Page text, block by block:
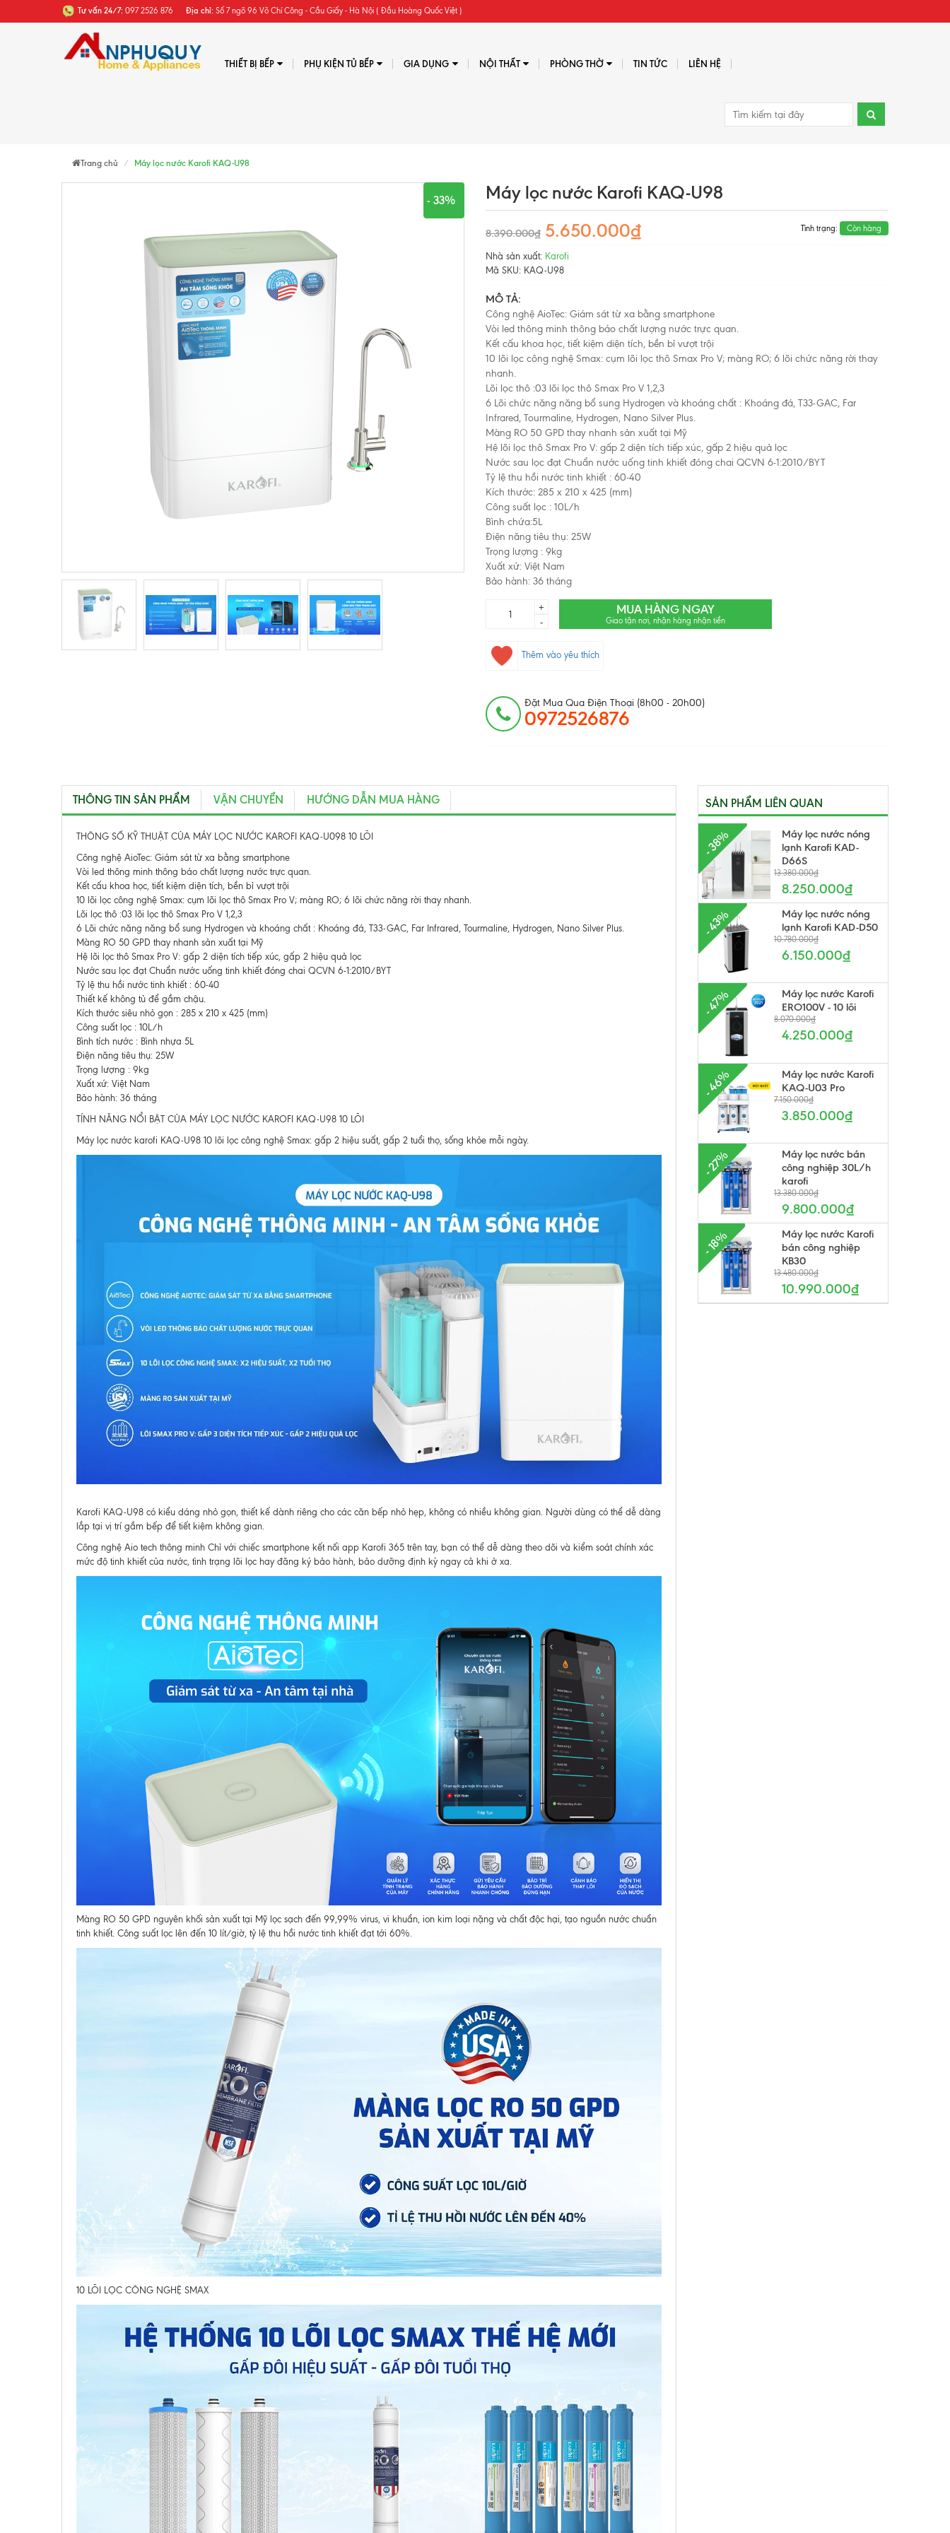
Tư vấn 24/7: 097 2526 876 Địa chỉ: Số 7 ngõ 96 Võ Chí Công - Cầu Giấy - Hà Nội ( Đầu Hoàng Quốc Việt )
THIẾT BỊ BẾP PHỤ KIỆN TỦ BẾP GIA DỤNG NỘI THẤT PHÒNG THỜ TIN TỨC LIÊN HỆ
Trang chủ Máy lọc nước Karofi KAQ-U98
- 33% Máy lọc nước Karofi KAQ-U98
8.390.000₫ 5.650.000₫ Tình trạng: Còn hàng
Nhà sản xuất: Karofi
Mã SKU: KAQ-U98
MÔ TẢ:
Công nghệ AioTec: Giám sát từ xa bằng smartphone
Vòi led thông minh thông báo chất lượng nước trực quan.
Kết cấu khoa học, tiết kiệm diện tích, bền bỉ vượt trội
10 lõi lọc công nghệ Smax: cụm lõi lọc thô Smax Pro V; màng RO; 6 lõi chức năng rời thay
nhanh.
Lõi lọc thô :03 lõi lọc thô Smax Pro V 1,2,3
6 Lõi chức năng năng bổ sung Hydrogen và khoáng chất : Khoáng đá, T33-GAC, Far
Infrared, Tourmaline, Hydrogen, Nano Silver Plus.
Màng RO 50 GPD thay nhanh sản xuất tại Mỹ
Hệ lõi lọc thô Smax Pro V: gấp 2 diện tích tiếp xúc, gấp 2 hiệu quả lọc
Nước sau lọc đạt Chuẩn nước uống tinh khiết đóng chai QCVN 6-1:2010/BYT
Tỷ lệ thu hồi nước tinh khiết : 60-40
Kích thước: 285 x 210 x 425 (mm)
Công suất lọc : 10L/h
Bình chứa:5L
Điện năng tiêu thụ: 25W
Trọng lượng : 9kg
Xuất xứ: Việt Nam
Bảo hành: 36 tháng
+
-
MUA HÀNG NGAY
Giao tận nơi, nhận hàng nhận tiền
Thêm vào yêu thích
Đặt Mua Qua Điện Thoại (8h00 - 20h00)
0972526876
THÔNG TIN SẢN PHẨM VẬN CHUYỂN HƯỚNG DẪN MUA HÀNG
THÔNG SỐ KỸ THUẬT CỦA MÁY LỌC NƯỚC KAROFI KAQ-U098 10 LÕI
Công nghệ AioTec: Giám sát từ xa bằng smartphone
Vòi led thông minh thông báo chất lượng nước trực quan.
Kết cấu khoa học, tiết kiệm diện tích, bền bỉ vượt trội
10 lõi lọc công nghệ Smax: cụm lõi lọc thô Smax Pro V; màng RO; 6 lõi chức năng rời thay nhanh.
Lõi lọc thô :03 lõi lọc thô Smax Pro V 1,2,3
6 Lõi chức năng năng bổ sung Hydrogen và khoáng chất : Khoáng đá, T33-GAC, Far Infrared, Tourmaline, Hydrogen, Nano Silver Plus.
Màng RO 50 GPD thay nhanh sản xuất tại Mỹ
Hệ lõi lọc thô Smax Pro V: gấp 2 diện tích tiếp xúc, gấp 2 hiệu quả lọc
Nước sau lọc đạt Chuẩn nước uống tinh khiết đóng chai QCVN 6-1:2010/BYT
Tỷ lệ thu hồi nước tinh khiết : 60-40
Thiết kế không tủ để gầm chậu.
Kích thước siêu nhỏ gọn : 285 x 210 x 425 (mm)
Công suất lọc : 10L/h
Bình tích nước : Bình nhựa 5L
Điện năng tiêu thụ: 25W
Trọng lượng : 9kg
Xuất xứ: Việt Nam
Bảo hành: 36 tháng
TÍNH NĂNG NỔI BẬT CỦA MÁY LỌC NƯỚC KAROFI KAQ-U98 10 LÕI
Máy lọc nước karofi KAQ-U98 10 lõi lọc công nghệ Smax: gấp 2 hiệu suất, gấp 2 tuổi thọ, sống khỏe mỗi ngày.
Karofi KAQ-U98 có kiểu dáng nhỏ gọn, thiết kế dành riêng cho các căn bếp nhỏ hẹp, không có nhiều không gian. Người dùng có thể dễ dàng
lắp tại vị trí gầm bếp để tiết kiệm không gian.
Công nghệ Aio tech thông minh Chỉ với chiếc smartphone kết nối app Karofi 365 trên tay, bạn có thể dễ dàng theo dõi và kiểm soát chính xác
mức độ tinh khiết của nước, tình trạng lõi lọc hay đăng ký bảo hành, bảo dưỡng định kỳ ngay cả khi ở xa.
Màng RO 50 GPD nguyên khối sản xuất tại Mỹ lọc sạch đến 99,99% virus, vi khuẩn, ion kim loại nặng và chất độc hại, tạo nguồn nước chuẩn
tinh khiết. Công suất lọc lên đến 10 lít/giờ, tỷ lệ thu hồi nước tinh khiết đạt tới 60%.
10 LÕI LỌC CÔNG NGHỆ SMAX
SẢN PHẨM LIÊN QUAN
- 38%
Máy lọc nước nóng
lạnh Karofi KAD-
D66S
13.380.000₫
8.250.000₫
- 43%
Máy lọc nước nóng
lạnh Karofi KAD-D50
10.780.000₫
6.150.000₫
- 47%
Máy lọc nước Karofi
ERO100V - 10 lõi
8.070.000₫
4.250.000₫
- 46%
Máy lọc nước Karofi
KAQ-U03 Pro
7.150.000₫
3.850.000₫
- 27%
Máy lọc nước bán
công nghiệp 30L/h
karofi
13.380.000₫
9.800.000₫
- 18%
Máy lọc nước Karofi
bán công nghiệp
KB30
13.480.000₫
10.990.000₫